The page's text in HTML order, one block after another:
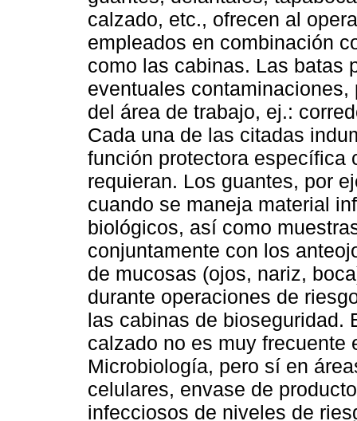
calzado, etc., ofrecen al
empleados en combinación
como las cabinas. Las batas
eventuales
del área de trabajo, ej.:
Cada una de las citadas
función protectora específica
requieran. Los guantes, por
cuando se maneja material
biológicos, así como
conjuntamente con los
de mucosas (ojos, nariz,
durante operaciones de
las cabinas de bioseguridad.
calzado no es muy frecuente
Microbiología, pero sí en
celulares, envase de
infecciosos de niveles de